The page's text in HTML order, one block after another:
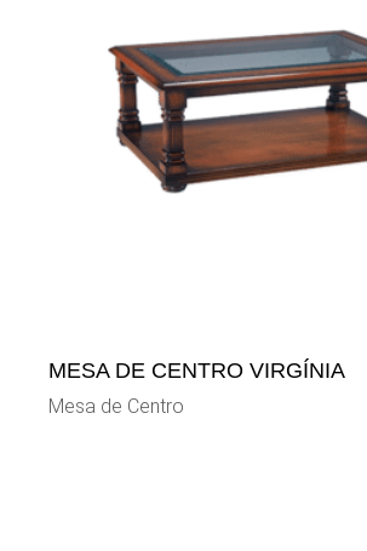
MESA DE CENTRO VIRGÍNIA
Mesa de Centro